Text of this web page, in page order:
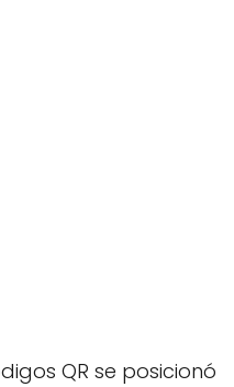
QR se posicionó